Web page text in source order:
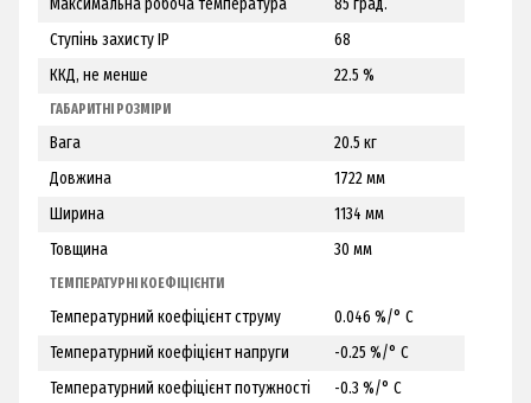
Максимальна робоча температура
85 град.
Ступінь захисту IP
68
ККД, не менше
22.5 %
ГАБАРИТНІ РОЗМІРИ
Вага
20.5 кг
Довжина
1722 мм
Ширина
1134 мм
Товщина
30 мм
ТЕМПЕРАТУРНІ КОЕФІЦІЄНТИ
Температурний коефіцієнт струму
0.046 %/° С
Температурний коефіцієнт напруги
-0.25 %/° С
Температурний коефіцієнт потужності
-0.3 %/° С